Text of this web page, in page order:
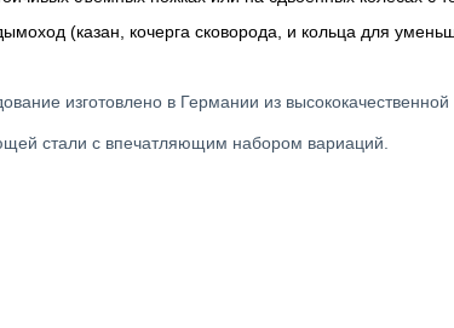
(казан, кочерга сковорода, и кольца для
изготовлено в Германии из
стали с впечатляющим набором вариаций.